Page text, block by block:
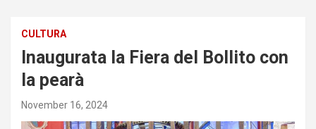
CULTURA
Inaugurata la Fiera del Bollito con
la pearà
November 16, 2024